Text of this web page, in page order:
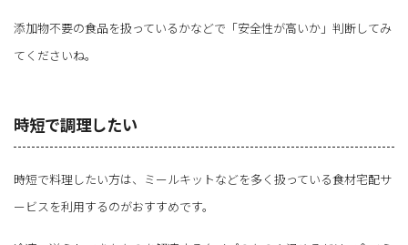
添加物不要の食品を扱っているかなどで「安全性が高いか」判断してみ
てくださいね。
時短で調理したい
時短で料理したい方は、ミールキットなどを多く扱っている食材宅配サ
ービスを利用するのがおすすめです。